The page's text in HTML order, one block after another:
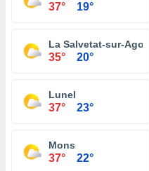
37° 19°
La Salvetat-sur-Agout
35° 20°
Lunel
37° 23°
Mons
37° 22°